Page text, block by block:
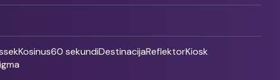
Kosinus60 sekundiDestinacijaReflektorKiosk